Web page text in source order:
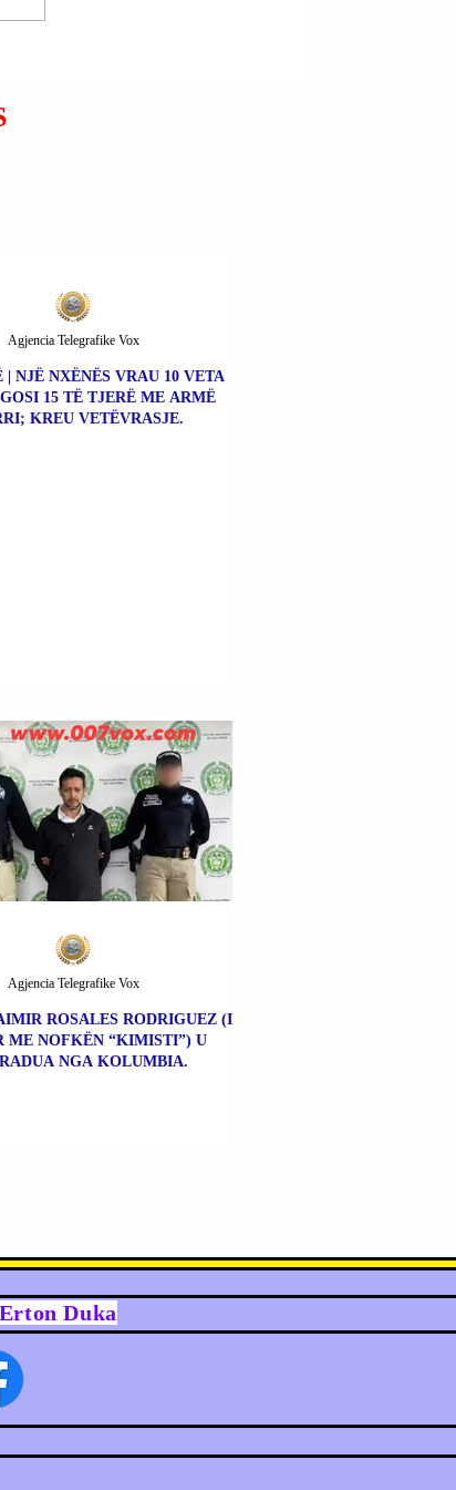
SULM VERBAL
| NJË NXËNËS VRAU 10 VETA
15 TË TJERË ME ARMË
KREU VETËVRASJE.
Agjencia Telegrafike Vox
ROSALES RODRIGUEZ (I
ME NOFKËN “KIMISTI”) U
NGA KOLUMBIA.
Agjencia Telegrafike Vox
Duka